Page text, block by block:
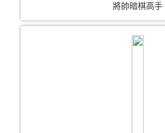
將帥暗棋高手